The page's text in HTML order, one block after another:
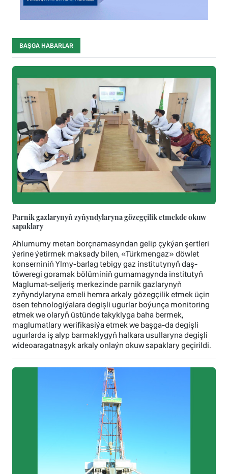
BAŞGA HABARLAR
Parnik gazlarynyň zyňyndylaryna gözegçilik etmekde okuw
sapaklary
Ählumumy metan borçnamasyndan gelip çykýan şertleri
ýerine ýetirmek maksady bilen, «Türkmengaz» döwlet
konserniniň Ylmy-barlag tebigy gaz institutynyň daş-
töweregi goramak bölüminiň gurnamagynda institutyň
Maglumat-seljeriş merkezinde parnik gazlarynyň
zyňyndylaryna emeli hemra arkaly gözegçilik etmek üçin
ösen tehnologiýalara degişli ugurlar boýunça monitoring
etmek we olaryň üstünde takyklyga baha bermek,
maglumatlary werifikasiýa etmek we başga-da degişli
ugurlarda iş alyp barmaklygyň halkara usullaryna degişli
wideoaragatnaşyk arkaly onlaýn okuw sapaklary geçirildi.